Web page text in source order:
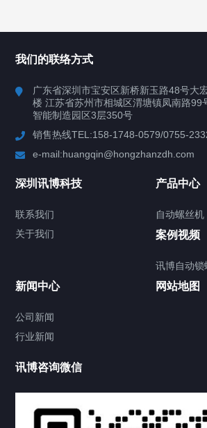
行业案例
联系我们
关于我们
我们的联络方式
广东省深圳市宝安区新桥新玉路48号大
楼 江苏省苏州市相城区渭塘镇凤南路99
智能制造园区3层350号
销售热线TEL:158-1748-0579/0755-
e-mail:huangqin@hongzhanzdh.com
深圳讯博科技
联系我们
关于我们
产品中心
自动螺丝机
案例视频
讯博自动锁
新闻中心
公司新闻
行业新闻
网站地图
讯博咨询微信